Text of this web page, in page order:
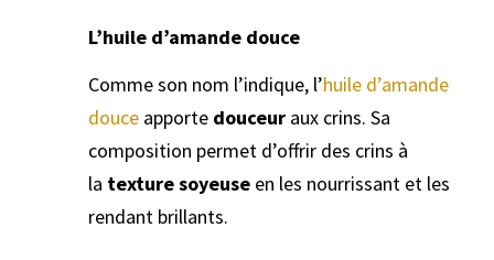
L’huile d’amande douce
Comme son nom l’indique, l’huile d’amande
douce apporte douceur aux crins. Sa
composition permet d’offrir des crins à
la texture soyeuse en les nourrissant et les
rendant brillants.